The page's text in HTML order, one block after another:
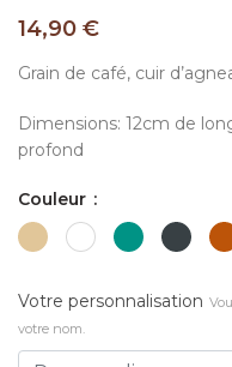
14,90 €
Grain de café, cuir
Dimensions: 12cm de
profond
Couleur
Votre personnalisation
votre nom.